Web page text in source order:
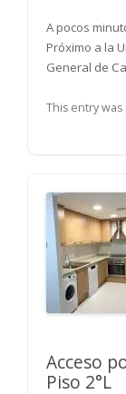
A pocos
Próximo a la
General de
This entry
Acceso
Piso 2°L